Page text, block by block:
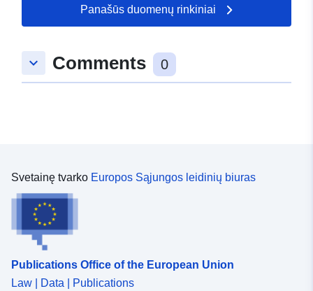
Panašūs duomenų rinkiniai
keyboard_arrow_down Comments 0
Svetainę tvarko Europos Sąjungos leidinių biuras
Publications Office of the European Union
Law | Data | Publications